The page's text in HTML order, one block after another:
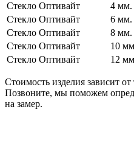
Стекло Оптивайт
4 мм.
Стекло Оптивайт
6 мм.
Стекло Оптивайт
8 мм.
Стекло Оптивайт
10
Стекло Оптивайт
12
Стоимость изделия зависит
Позвоните, мы поможем
на замер.